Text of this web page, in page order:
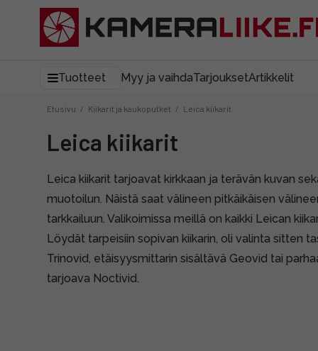
Tuotteet Myy ja vaihdaTarjouksetArtikkelit
Etusivu / Kiikarit ja kaukoputket / Leica kiikarit
Leica kiikarit
Leica kiikarit tarjoavat kirkkaan ja terävän kuvan
muotoilun. Näistä saat välineen pitkäikäisen
tarkkailuun. Valikoimissa meillä on kaikki Leican
Löydät tarpeisiin sopivan kiikarin, oli valinta sitten
Trinovid, etäisyysmittarin sisältävä Geovid tai
tarjoava Noctivid.